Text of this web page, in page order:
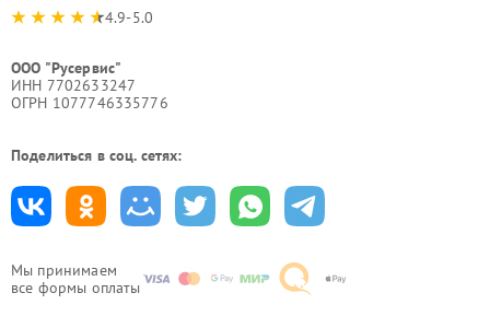
Мы принимаем
все формы оплаты
4.9-5.0
ООО "Русервис"
ИНН 7702633247
ОГРН 1077746335776
Поделиться в соц. сетях: